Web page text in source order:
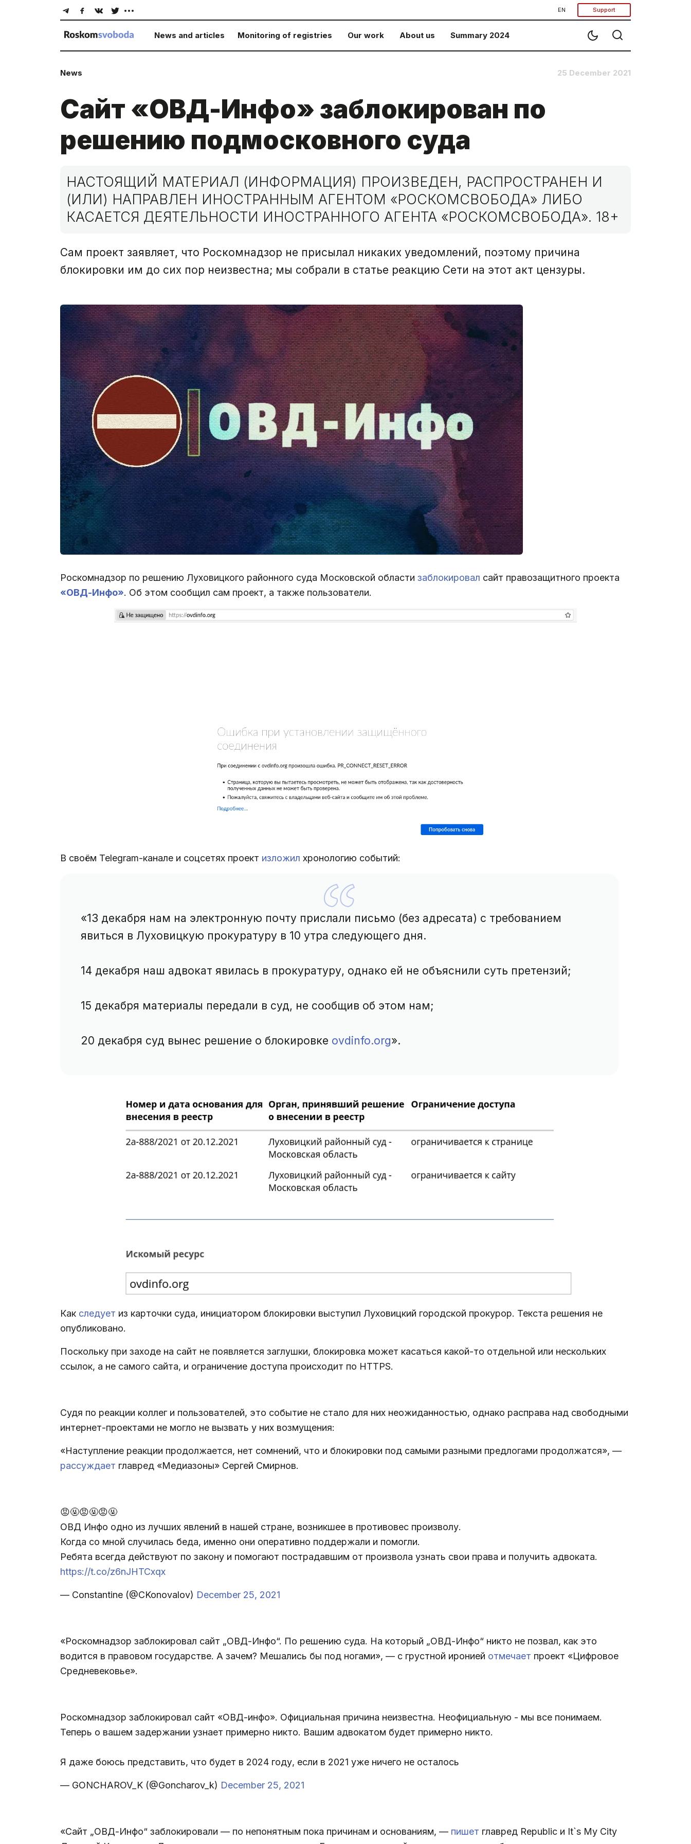
EN Support
News and articles Monitoring of registries Our work About us Summary 2024
News 25 December 2021
Сайт «ОВД-Инфо» заблокирован по
решению подмосковного суда
НАСТОЯЩИЙ МАТЕРИАЛ (ИНФОРМАЦИЯ) ПРОИЗВЕДЕН, РАСПРОСТРАНЕН И
(ИЛИ) НАПРАВЛЕН ИНОСТРАННЫМ АГЕНТОМ «РОСКОМСВОБОДА» ЛИБО
КАСАЕТСЯ ДЕЯТЕЛЬНОСТИ ИНОСТРАННОГО АГЕНТА «РОСКОМСВОБОДА». 18+
Сам проект заявляет, что Роскомнадзор не присылал никаких уведомлений, поэтому причина
блокировки им до сих пор неизвестна; мы собрали в статье реакцию Сети на этот акт цензуры.
Роскомнадзор по решению Луховицкого районного суда Московской области заблокировал сайт правозащитного проекта
«ОВД-Инфо». Об этом сообщил сам проект, а также пользователи.
В своём Telegram-канале и соцсетях проект изложил хронологию событий:
«13 декабря нам на электронную почту прислали письмо (без адресата) с требованием
явиться в Луховицкую прокуратуру в 10 утра следующего дня.
14 декабря наш адвокат явилась в прокуратуру, однако ей не объяснили суть претензий;
15 декабря материалы передали в суд, не сообщив об этом нам;
20 декабря суд вынес решение о блокировке ovdinfo.org».
Как следует из карточки суда, инициатором блокировки выступил Луховицкий городской прокурор. Текста решения не
опубликовано.
Поскольку при заходе на сайт не появляется заглушки, блокировка может касаться какой-то отдельной или нескольких
ссылок, а не самого сайта, и ограничение доступа происходит по HTTPS.
Судя по реакции коллег и пользователей, это событие не стало для них неожиданностью, однако расправа над свободными
интернет-проектами не могло не вызвать у них возмущения:
«Наступление реакции продолжается, нет сомнений, что и блокировки под самыми разными предлогами продолжатся», —
рассуждает главред «Медиазоны» Сергей Смирнов.
😡🤬😡🤬😡🤬
ОВД Инфо одно из лучших явлений в нашей стране, возникшее в противовес произволу.
Когда со мной случилась беда, именно они оперативно поддержали и помогли.
Ребята всегда действуют по закону и помогают пострадавшим от произвола узнать свои права и получить адвоката.
https://t.co/z6nJHTCxqx
— Constantine (@CKonovalov) December 25, 2021
«Роскомнадзор заблокировал сайт „ОВД-Инфо“. По решению суда. На который „ОВД-Инфо“ никто не позвал, как это
водится в правовом государстве. А зачем? Мешались бы под ногами», — с грустной иронией отмечает проект «Цифровое
Средневековье».
Роскомнадзор заблокировал сайт «ОВД-инфо». Официальная причина неизвестна. Неофициальную - мы все понимаем.
Теперь о вашем задержании узнает примерно никто. Вашим адвокатом будет примерно никто.
Я даже боюсь представить, что будет в 2024 году, если в 2021 уже ничего не осталось
— GONCHAROV_K (@Goncharov_k) December 25, 2021
«Сайт „ОВД-Инфо“ заблокировали — по непонятным пока причинам и основаниям, — пишет главред Republic и It`s My City